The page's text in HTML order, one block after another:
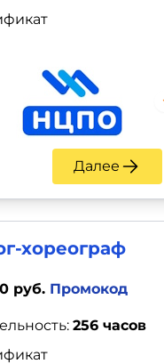
Далее
хореограф
руб. Промокод
256 часов